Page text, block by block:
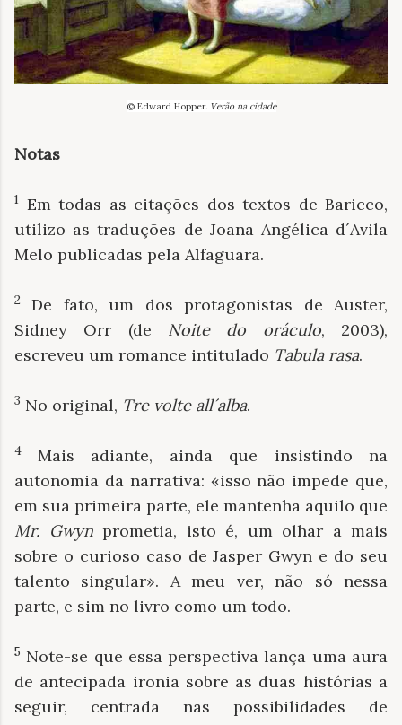
© Edward Hopper. Verão na cidade
Notas
1 Em todas as citações dos textos de Baricco,
utilizo as traduções de Joana Angélica d´Avila
Melo publicadas pela Alfaguara.
2
De fato, um dos protagonistas de Auster,
Sidney Orr (de Noite do oráculo, 2003),
escreveu um romance intitulado Tabula rasa.
3 No original, Tre volte all´alba.
4 Mais adiante, ainda que insistindo na
autonomia da narrativa: «isso não impede que,
em sua primeira parte, ele mantenha aquilo que
Mr. Gwynprometia, isto é, um olhar a mais
sobre o curioso caso de Jasper Gwyn e do seu
talento singular». A meu ver, não só nessa
parte, e sim no livro como um todo.
5 Note-se que essa perspectiva lança uma aura
de antecipada ironia sobre as duas histórias a
seguir, centrada nas possibilidades de